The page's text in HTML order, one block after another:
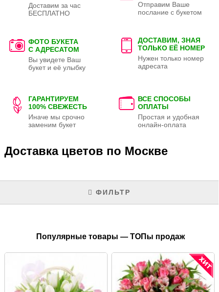
Доставим за час
БЕСПЛАТНО
Отправим Ваше
послание с букетом
ФОТО БУКЕТА
С АДРЕСАТОМ
Вы увидете Ваш
букет и её улыбку
ДОСТАВИМ, ЗНАЯ
ТОЛЬКО ЕЁ НОМЕР
Нужен только номер
адресата
ГАРАНТИРУЕМ
100% СВЕЖЕСТЬ
Иначе мы срочно
заменим букет
ВСЕ СПОСОБЫ
ОПЛАТЫ
Простая и удобная
онлайн-оплата
Доставка цветов по Москве
ФИЛЬТР
Популярные товары — ТОПы продаж